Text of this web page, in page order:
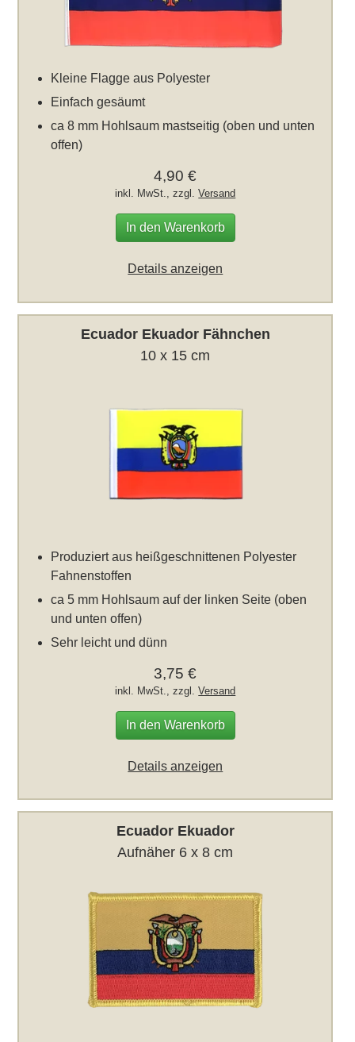
Kleine Flagge aus Polyester
Einfach gesäumt
ca 8 mm Hohlsaum mastseitig (oben und unten
offen)
4,90 €
inkl. MwSt., zzgl.Versand
In den Warenkorb
Details anzeigen
Ecuador Ekuador Fähnchen
10 x 15 cm
Produziert aus heißgeschnittenen Polyester
Fahnenstoffen
ca 5 mm Hohlsaum auf der linken Seite (oben
und unten offen)
Sehr leicht und dünn
3,75 €
inkl. MwSt., zzgl.Versand
In den Warenkorb
Details anzeigen
Ecuador Ekuador
Aufnäher 6 x 8 cm